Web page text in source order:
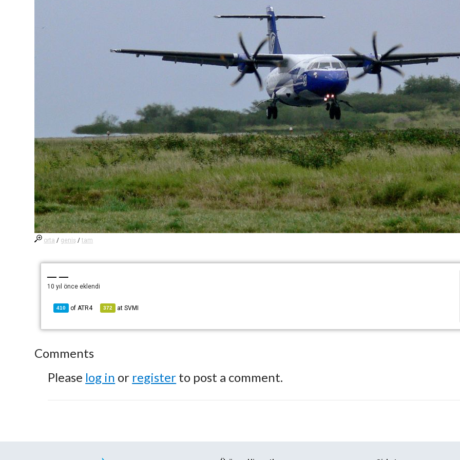
orta / geniş /tam
— —
10 yıl önce eklendi
410 ofATR4 372 atSVMI
Comments
Please log in or register to post a comment.